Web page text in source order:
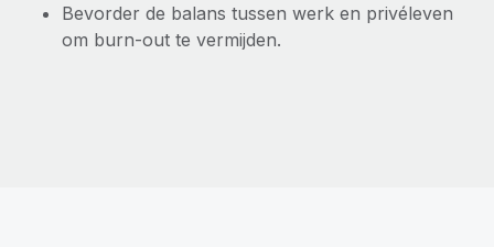
Bevorder de balans tussen werk en privéleven
om burn-out te vermijden.